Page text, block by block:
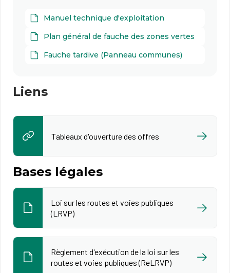
Manuel technique d'exploitation
Plan général de fauche des zones vertes
Fauche tardive (Panneau communes)
Liens
Tableaux d'ouverture des offres
Bases légales
Loi sur les routes et voies publiques
(LRVP)
Règlement d'exécution de la loi sur les
routes et voies publiques (ReLRVP)